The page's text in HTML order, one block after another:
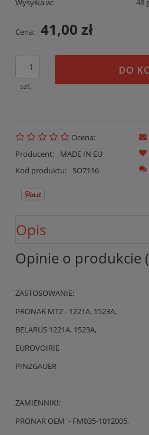
Wysyłka w:
48
Cena: 41,00 zł
szt.
DO
Ocena:
Producent:
MADE IN EU
Kod produktu:
SO7116
Opis
Opinie o produkcie
ZASTOSOWANIE:
PRONAR MTZ - 1221A, 1523A,
BELARUS 1221A, 1523A,
EUROVOIRIE
PINZGAUER
ZAMIENNIKI:
PRONAR OEM - FM035-1012005,